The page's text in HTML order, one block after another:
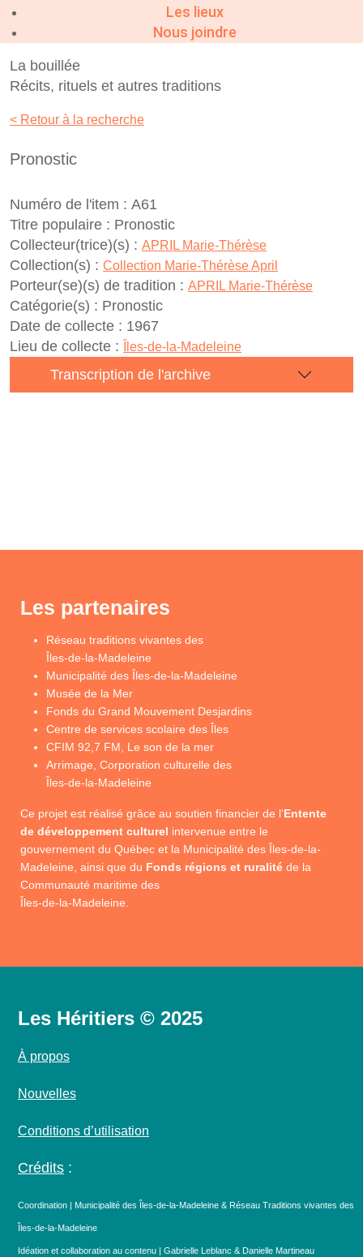
Les lieux
Nous joindre
La bouillée
Récits, rituels et autres traditions
< Retour à la recherche
Pronostic
Numéro de l'item : A61
Titre populaire : Pronostic
Collecteur(trice)(s) : APRIL Marie-Thérèse
Collection(s) : Collection Marie-Thérèse April
Porteur(se)(s) de tradition : APRIL Marie-Thérèse
Catégorie(s) : Pronostic
Date de collecte : 1967
Lieu de collecte :
Îles-de-la-Madeleine
Transcription de l'archive
Les partenaires
Réseau traditions vivantes des
Îles-de-la-Madeleine
Municipalité des Îles-de-la-Madeleine
Musée de la Mer
Fonds du Grand Mouvement Desjardins
Centre de services scolaire des Îles
CFIM 92,7 FM, Le son de la mer
Arrimage, Corporation culturelle des
Îles-de-la-Madeleine
Ce projet est réalisé grâce au soutien financier de l’Entente
de développement culturel intervenue entre le
gouvernement du Québec et la Municipalité des Îles-de-la-
Madeleine, ainsi que du Fonds régions et ruralité de la
Communauté maritime des
Îles-de-la-Madeleine.
Les Héritiers © 2025
À propos
Nouvelles
Conditions d’utilisation
Crédits :
Coordination | Municipalité des Îles-de-la-Madeleine & Réseau Traditions vivantes des
Îles-de-la-Madeleine
Idéation et collaboration au contenu | Gabrielle Leblanc & Danielle Martineau